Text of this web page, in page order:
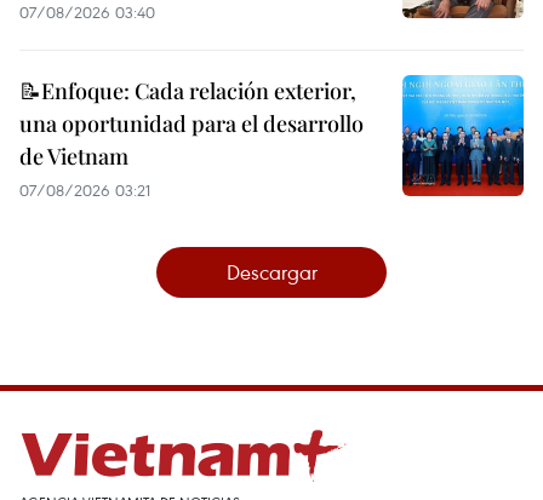
07/08/2026 03:40
📝Enfoque: Cada relación exterior,
una oportunidad para el desarrollo
de Vietnam
07/08/2026 03:21
Descargar